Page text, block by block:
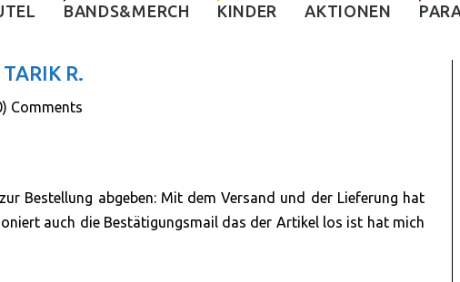
BANDS&MERCH KINDER AKTIONEN
TARIK R.
Comments
Bestellung abgeben: Mit dem Versand und der Lieferung hat
auch die Bestätigungsmail das der Artikel los ist hat mich